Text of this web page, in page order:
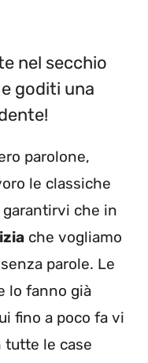
nel secchio
goditi una
parolone,
le classiche
che in
che vogliamo
parole. Le
lo fanno già
fino a poco fa vi
tutte le case